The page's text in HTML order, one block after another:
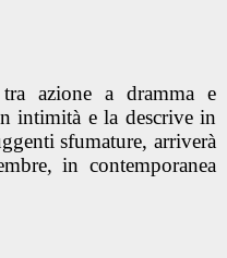
azione a dramma e
intimità e la descrive in
sfumature, arriverà
in contemporanea